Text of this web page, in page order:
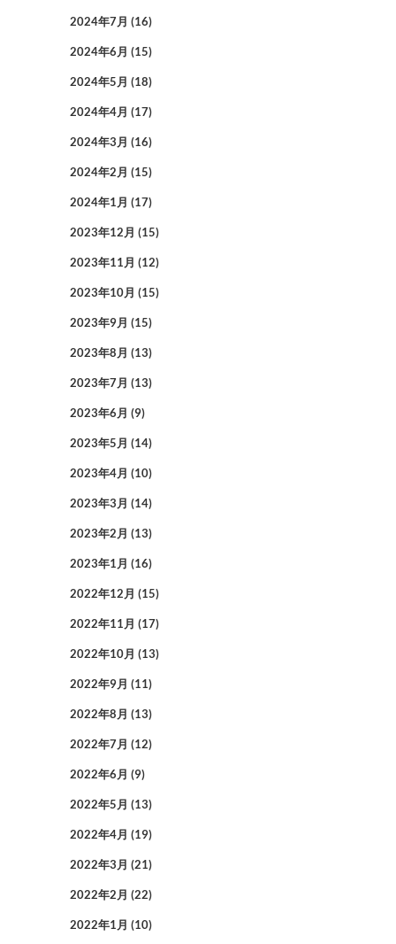
2024年7月 (16)
2024年6月 (15)
2024年5月 (18)
2024年4月 (17)
2024年3月 (16)
2024年2月 (15)
2024年1月 (17)
2023年12月 (15)
2023年11月 (12)
2023年10月 (15)
2023年9月 (15)
2023年8月 (13)
2023年7月 (13)
2023年6月 (9)
2023年5月 (14)
2023年4月 (10)
2023年3月 (14)
2023年2月 (13)
2023年1月 (16)
2022年12月 (15)
2022年11月 (17)
2022年10月 (13)
2022年9月 (11)
2022年8月 (13)
2022年7月 (12)
2022年6月 (9)
2022年5月 (13)
2022年4月 (19)
2022年3月 (21)
2022年2月 (22)
2022年1月 (10)